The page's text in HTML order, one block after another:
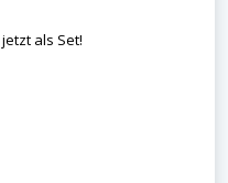
als Set!